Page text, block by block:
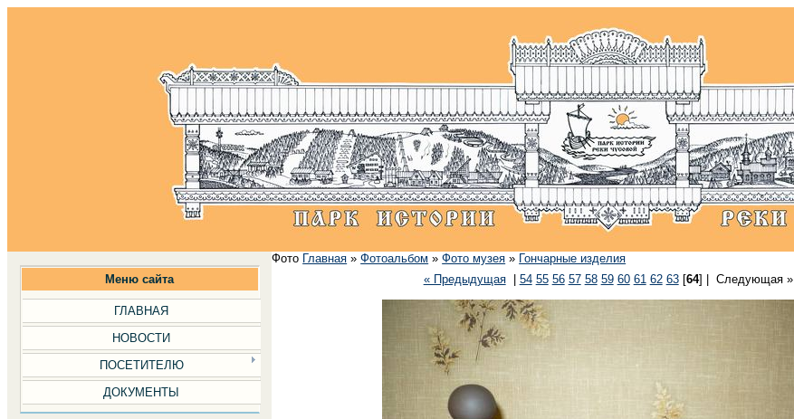
Меню сайта
ГЛАВНАЯ
НОВОСТИ
ПОСЕТИТЕЛЮ
ДОКУМЕНТЫ
Фото Главная »Фотоальбом »Фото музея » Гончарные изделия
« Предыдущая| 54 55 56 57 58 59 60 61 62 63[64] | Следующая »